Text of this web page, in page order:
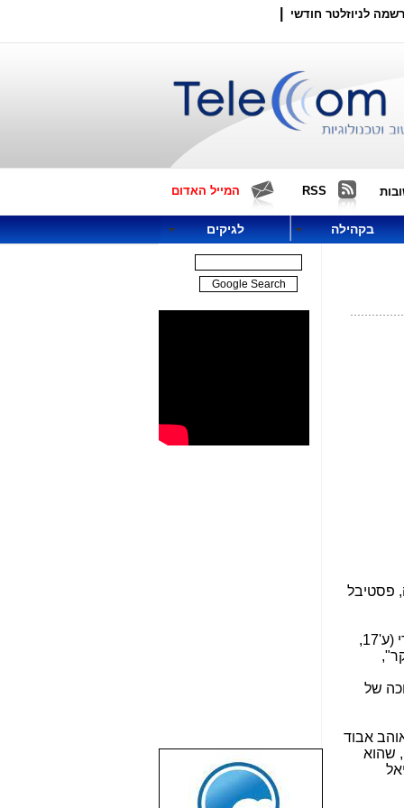
לניוזלטר חודשי
RSS המייל האדום
בקהילה לגיקים
פסטיבל
, במאי, כותב, מפיק ושחקן. סרטיו (אלנבי רומאנס, יותר איטי מלב) וכן מחזותיו, שהועלו בתאטרון הקאמרי (ע'17,
של
אבוד
שהוא
שבוע טוב לכל
הגולשים באשר